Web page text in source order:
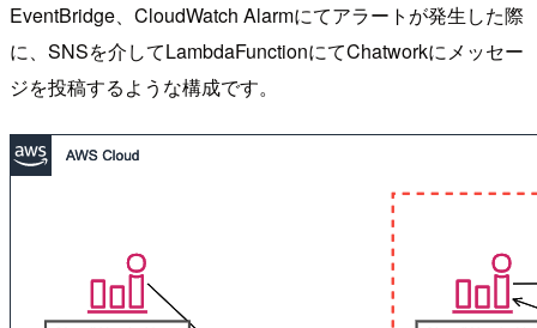
EventBridge、CloudWatch Alarmにてアラートが発生した際
に、SNSを介してLambdaFunctionにてChatworkにメッセー
ジを投稿するような構成です。